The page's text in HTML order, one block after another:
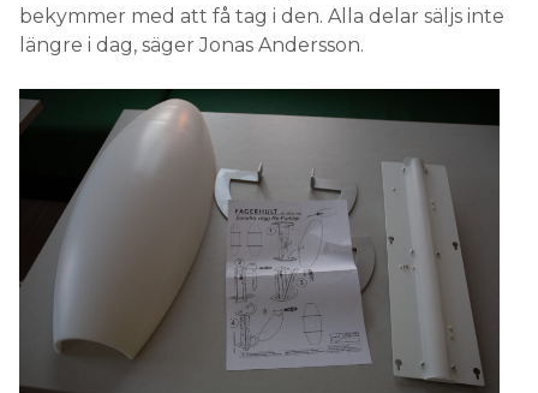
bekymmer med att få tag i den. Alla delar säljs inte
längre i dag, säger Jonas Andersson.